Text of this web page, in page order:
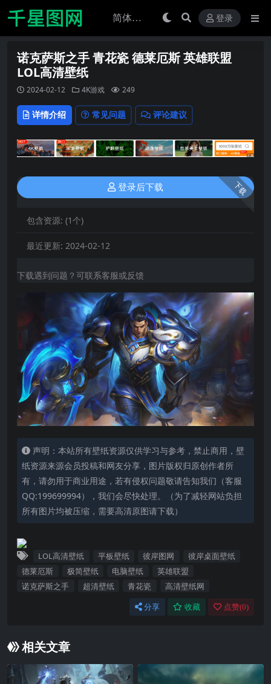
登录
诺克萨斯之手 青花瓷 德莱厄斯 英雄联盟
LOL高清壁纸
2024-02-12 4K游戏 249
详情介绍 常见问题 评论建议
下载
登录后下载
包含资源: (1个)
最近更新: 2024-02-12
下载遇到问题？可联系客服或反馈
声明：本站所有壁纸资源仅供学习与参考，禁止商用，壁
纸资源来源会员投稿和网友分享，图片版权归原创作者所
有，请勿用于商业用途，若有侵权问题敬请告知我们（客服
QQ:199699994），我们会尽快处理。（为了减轻网站负担
所有图片均被压缩，需要高清原图请下载）
LOL高清壁纸 平板壁纸 彼岸图网
彼岸桌面壁纸
德莱厄斯
极简壁纸 电脑壁纸
英雄联盟
诺克萨斯之手
超清壁纸 青花瓷 高清壁纸网
分享 收藏 点赞(0)
相关文章